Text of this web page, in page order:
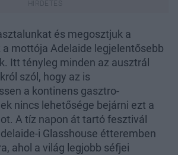
és megosztjuk a
mottója Adelaide legjelentősebb
Itt tényleg minden az ausztrál
szól, hogy az is
a kontinens gasztro-
nincs lehetősége bejárni ezt a
A tíz napon át tartó fesztivál
i Glasshouse étteremben
ahol a világ legjobb séfjei